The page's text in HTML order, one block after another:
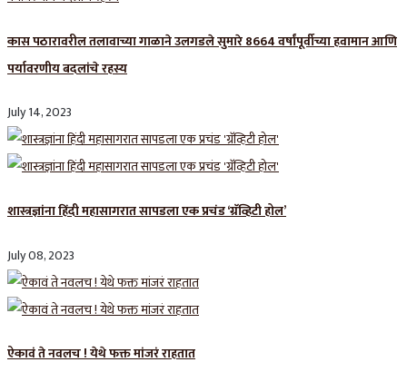
कास पठारावरील तलावाच्या गाळाने उलगडले सुमारे 8664 वर्षांपूर्वीच्या हवामान आणि
पर्यावरणीय बदलांचे रहस्य
July 14, 2023
शास्त्रज्ञांना हिंदी महासागरात सापडला एक प्रचंड ‘ग्रॅव्हिटी होल’
July 08, 2023
ऐकावं ते नवलच ! येथे फक्त मांजरं राहतात